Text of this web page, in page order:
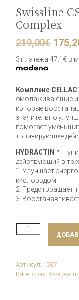
Swissline
Complex
219,00€
price
was:
3 платежа 47.1€ в
Комплекс
омолаживающие и
которые
значительно
помогает
тонизирующее
HYDRACTIN™ —
действующий в
1. Улучшает
кислородом.
2. Предотвращает
3.
Количество
Swissline
Eye
Mask
Артикул: 1037
Категория: Уход за